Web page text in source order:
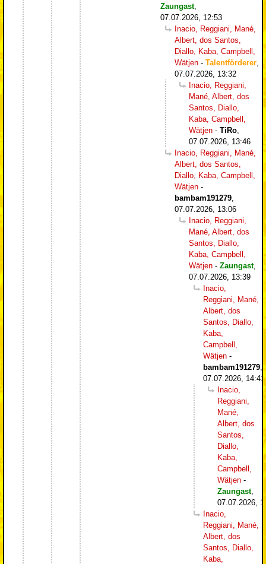
Zaungast,
07.07.2026, 12:53
Inacio, Reggiani, Mané,
Albert, dos Santos,
Diallo, Kaba, Campbell,
Wätjen - Talentförderer
07.07.2026, 13:32
Inacio, Reggiani,
Mané, Albert, dos
Santos, Diallo,
Kaba, Campbell,
Wätjen - TiRo
07.07.2026, 13:46
Inacio, Reggiani, Mané,
Albert, dos Santos,
Diallo, Kaba, Campbell,
Wätjen -
bambam191279
07.07.2026, 13:06
Inacio, Reggiani,
Mané, Albert, dos
Santos, Diallo,
Kaba, Campbell,
Wätjen - Zaungast,
07.07.2026, 13:39
Inacio,
Reggiani, Mané,
Albert, dos
Santos, Diallo,
Kaba,
Campbell,
Wätjen -
bambam191279
07.07.2026, 14:41
Inacio,
Reggiani,
Mané,
Albert, dos
Santos,
Diallo,
Kaba,
Campbell,
Wätjen -
Zaungast,
07.07.2026,
Inacio,
Reggiani, Mané,
Albert, dos
Santos, Diallo,
Kaba,